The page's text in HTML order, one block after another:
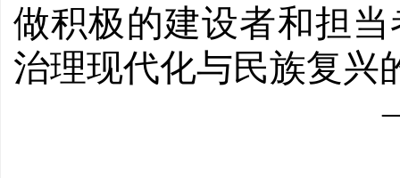
做积极的建设者和担
治理现代化与民族复兴